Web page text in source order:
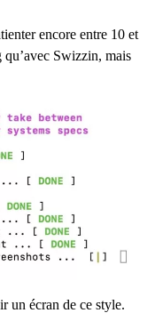
encore entre 10 et
qu’avec Swizzin, mais
un écran de ce style.